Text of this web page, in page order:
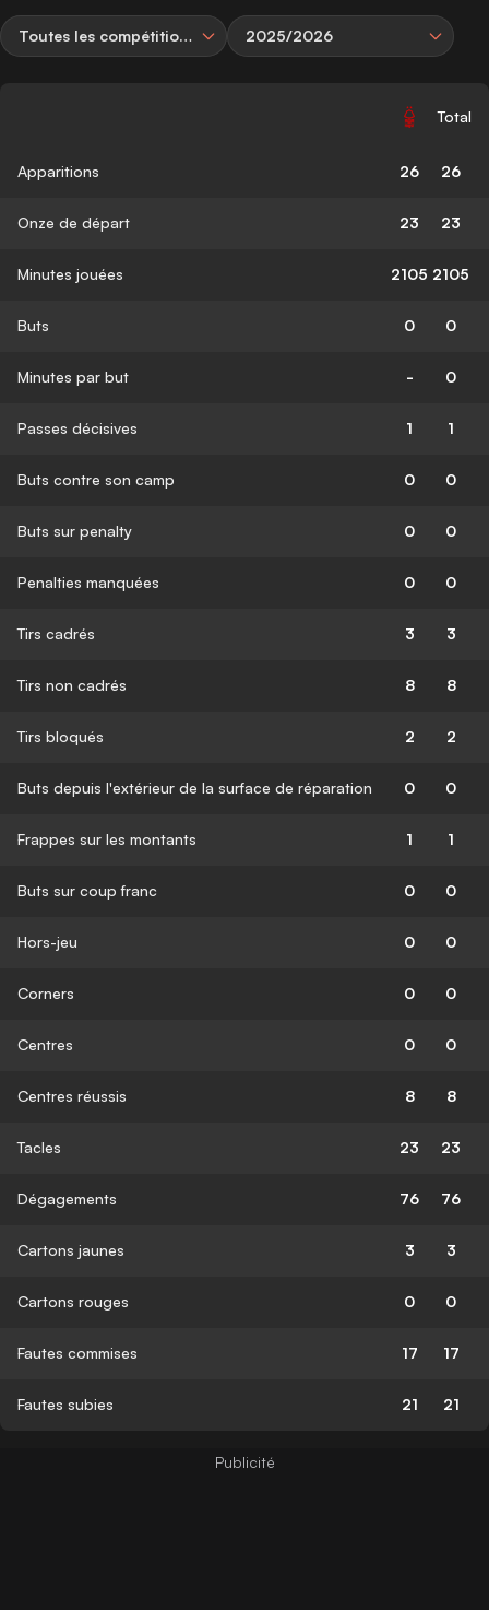
Toutes les compétitions 2025/2026
Total
Apparitions 26 26
Onze de départ 23 23
Minutes jouées 2105 2105
Buts 0 0
Minutes par but - 0
Passes décisives 1 1
Buts contre son camp 0 0
Buts sur penalty 0 0
Penalties manquées 0 0
Tirs cadrés 3 3
Tirs non cadrés 8 8
Tirs bloqués 2 2
Buts depuis l'extérieur de la surface de réparation 0 0
Frappes sur les montants 1 1
Buts sur coup franc 0 0
Hors-jeu 0 0
Corners 0 0
Centres 0 0
Centres réussis 8 8
Tacles 23 23
Dégagements 76 76
Cartons jaunes 3 3
Cartons rouges 0 0
Fautes commises 17 17
Fautes subies 21 21